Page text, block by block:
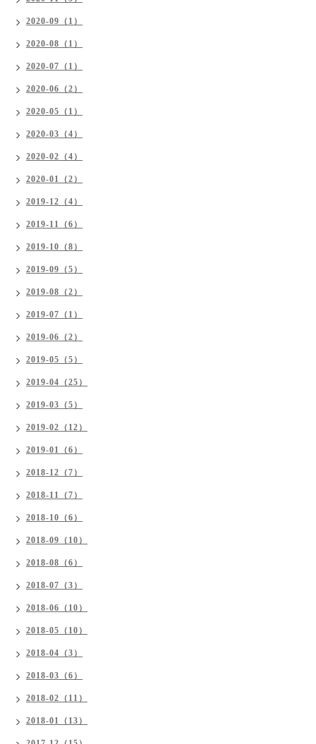
2020-09（1）
2020-08（1）
2020-07（1）
2020-06（2）
2020-05（1）
2020-03（4）
2020-02（4）
2020-01（2）
2019-12（4）
2019-11（6）
2019-10（8）
2019-09（5）
2019-08（2）
2019-07（1）
2019-06（2）
2019-05（5）
2019-04（25）
2019-03（5）
2019-02（12）
2019-01（6）
2018-12（7）
2018-11（7）
2018-10（6）
2018-09（10）
2018-08（6）
2018-07（3）
2018-06（10）
2018-05（10）
2018-04（3）
2018-03（6）
2018-02（11）
2018-01（13）